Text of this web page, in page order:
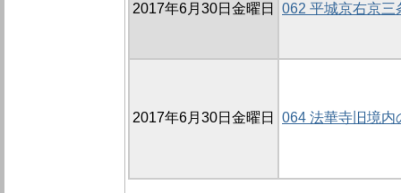
2017年6月30日金曜日 062 平城京右京三
2017年6月30日金曜日 064 法華寺旧境内